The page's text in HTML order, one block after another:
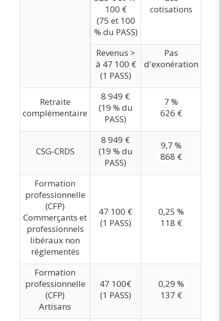
100 €
(75 et 100
% du PASS)
cotisations
Revenus >
à 47 100 €
(1 PASS)
Pas
d'exonération
Retraite
complémentaire
8 949 €
(19 % du
PASS)
7 %
626 €
CSG-CRDS
8 949 €
(19 % du
PASS)
9,7 %
868 €
Formation
professionnelle
(CFP)
Commerçants et
professionnels
libéraux non
réglementés
47 100 €
(1 PASS)
0,25 %
118 €
Formation
professionnelle
(CFP)
Artisans
47 100€
(1 PASS)
0,29 %
137 €